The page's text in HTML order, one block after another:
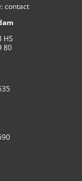
contact
HS
80